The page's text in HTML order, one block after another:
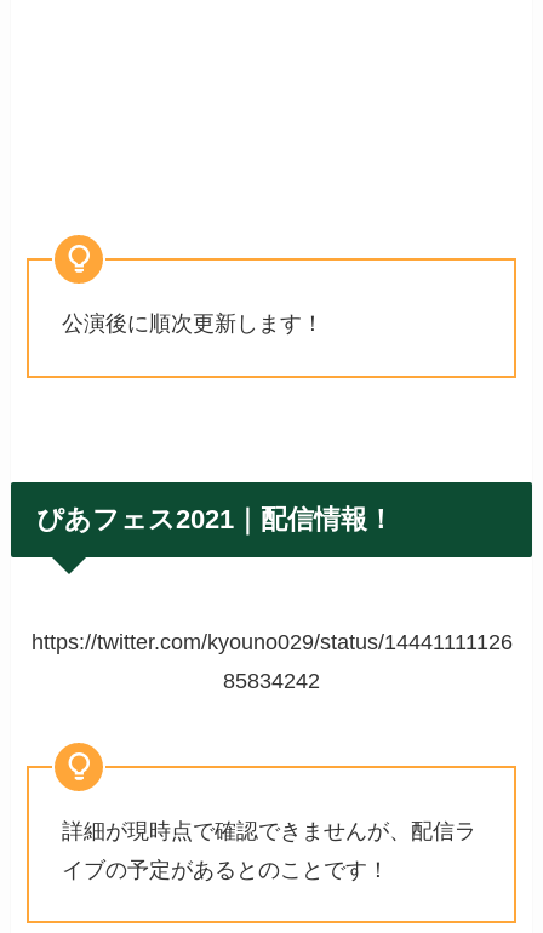
公演後に順次更新します！
ぴあフェス2021｜配信情報！
https://twitter.com/kyouno029/status/14441111126
85834242
詳細が現時点で確認できませんが、配信ラ
イブの予定があるとのことです！